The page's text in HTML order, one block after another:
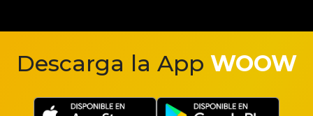
Descarga la App WOOW